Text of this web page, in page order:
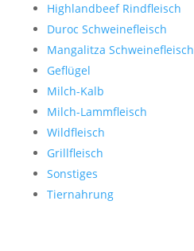
Highlandbeef Rindfleisch
Duroc Schweinefleisch
Mangalitza Schweinefleisch
Geflügel
Milch-Kalb
Milch-Lammfleisch
Wildfleisch
Grillfleisch
Sonstiges
Tiernahrung